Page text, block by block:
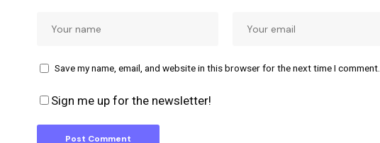
Save my name, email, and website in this browser for the next time I comment.
Sign me up for the newsletter!